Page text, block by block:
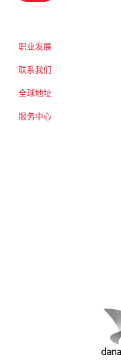
职业发展
联系我们
全球地址
服务中心